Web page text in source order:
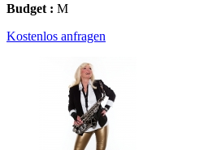
Budget : M
Kostenlos anfragen